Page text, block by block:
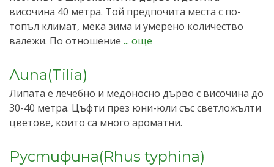
височина 40 метра. Той предпочита места с по-
топъл климат, мека зима и умерено количество
валежи. По отношение ... още
Липа(Tilia)
Липата е лечебно и медоносно дърво с височина до
30-40 метра. Цъфти през юни-юли със светложълти
цветове, които са много ароматни.
Рустифина(Rhus typhina)